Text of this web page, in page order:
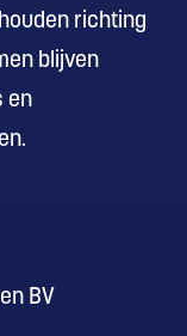
richting
blijven
en
BV